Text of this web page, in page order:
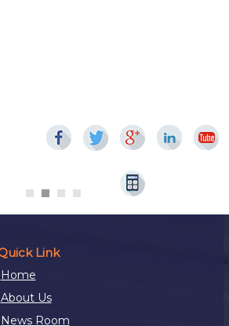
Link
Home
About Us
News Room